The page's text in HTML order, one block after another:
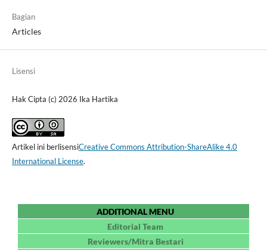
Bagian
Articles
Lisensi
Hak Cipta (c) 2026 Ika Hartika
Artikel ini berlisensiCreative Commons Attribution-ShareAlike 4.0
International License.
ADDITIONAL MENU
Editorial Team
Reviewers/Mitra Bestari